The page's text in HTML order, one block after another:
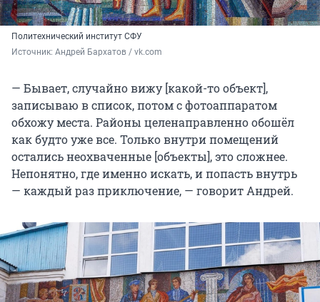
Политехнический институт СФУ
Источник: Андрей Бархатов / vk.com
— Бывает, случайно вижу [какой-то объект],
записываю в список, потом с фотоаппаратом
обхожу места. Районы целенаправленно обошёл
как будто уже все. Только внутри помещений
остались неохваченные [объекты], это сложнее.
Непонятно, где именно искать, и попасть внутрь
— каждый раз приключение, — говорит Андрей.